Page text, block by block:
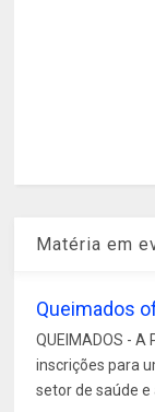
Matéria em
Queimados
QUEIMADOS -
inscrições para
setor de saúde e